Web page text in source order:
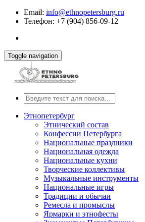
Email: info@ethnopetersburg.ru
Телефон: +7 (904) 856-09-12
Toggle navigation
Этнопетербург
Этнический состав
Конфессии Петербурга
Национальные праздники
Национальная одежда
Национальные кухни
Творческие коллективы
Музыкальные инструменты
Национальные игры
Традиции и обычаи
Ремесла и промыслы
Ярмарки и этнофесты